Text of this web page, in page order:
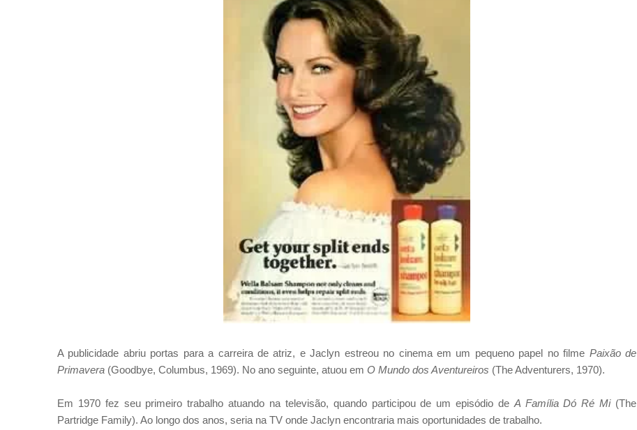
A publicidade abriu portas para a carreira de atriz, e Jaclyn estreou no cinema em um pequeno papel no filme Paixão de
Primavera (Goodbye, Columbus, 1969). No ano seguinte, atuou em O Mundo dos Aventureiros (The Adventurers, 1970).
Em 1970 fez seu primeiro trabalho atuando na televisão, quando participou de um episódio de A Família Dó Ré Mi(The
Partridge Family). Ao longo dos anos, seria na TV onde Jaclyn encontraria mais oportunidades de trabalho.